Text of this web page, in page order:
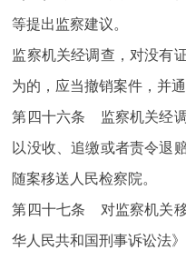
等提出监察建议。
监察机关经调查，对没有
为的，应当撤销案件，并
第四十六条 监察机关经
以没收、追缴或者责令退
随案移送人民检察院。
第四十七条 对监察机关
华人民共和国刑事诉讼法